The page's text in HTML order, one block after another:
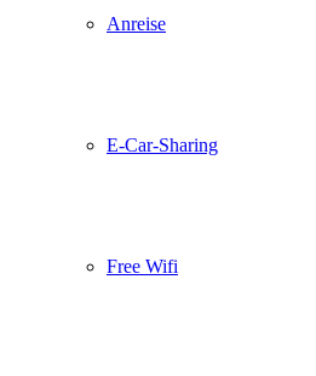
Anreise
E-Car-Sharing
Free Wifi